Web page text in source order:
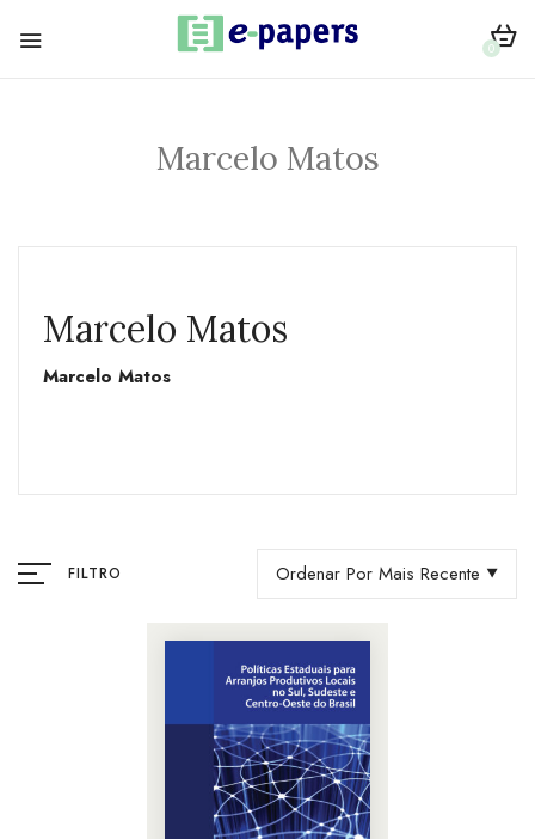
0
Marcelo Matos
Marcelo Matos
Marcelo Matos
FILTRO Ordenar Por Mais Recente